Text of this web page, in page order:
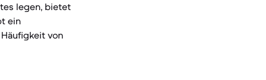
legen, bietet
ein
von